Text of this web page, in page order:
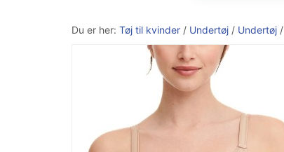
Du er her: Tøj til kvinder / Undertøj / Undertøj /